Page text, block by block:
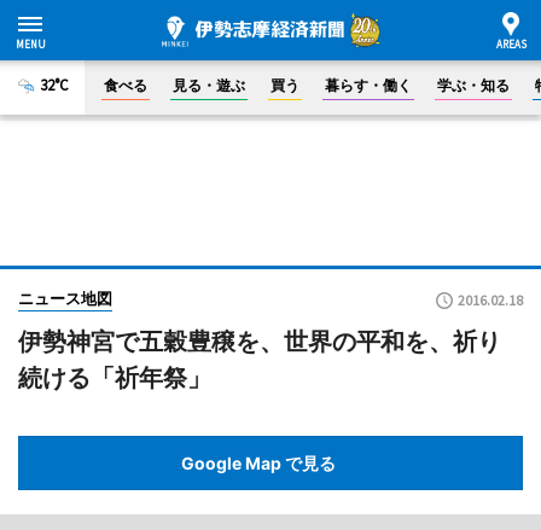
32°C 食べる 見る・遊ぶ 買う 暮らす・働く 学ぶ・知る
ニュース地図 2016.02.18
伊勢神宮で五穀豊穣を、世界の平和を、祈り
続ける「祈年祭」
Google Map で見る